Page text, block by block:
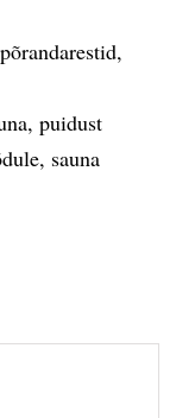
,
, puidust
, sauna